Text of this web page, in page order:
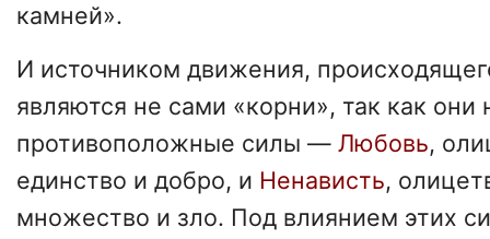
камней».
И источником движения,
являются не сами «корни», так как
противоположные силы — Любовь,
единство и добро, и Ненависть,
множество и зло. Под влиянием этих